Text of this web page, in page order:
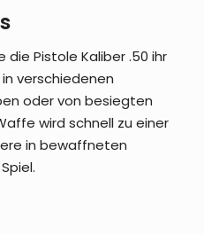
Pistole Kaliber .50 ihr
verschiedenen
oder von besiegten
wird schnell zu einer
in bewaffneten